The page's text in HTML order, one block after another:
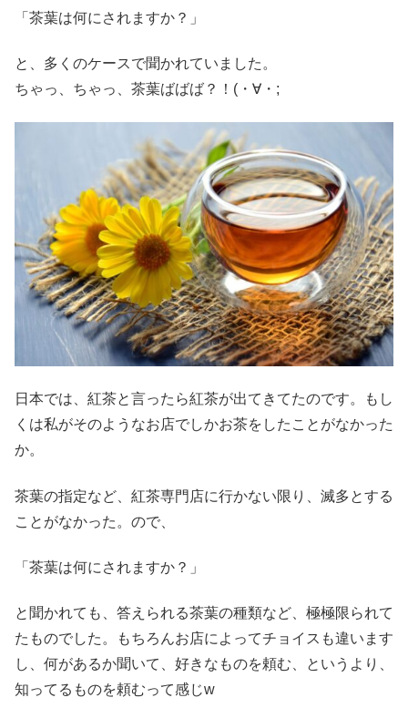
「茶葉は何にされますか？」
と、多くのケースで聞かれていました。
ちゃっ、ちゃっ、茶葉ばばば？！(・∀・;
日本では、紅茶と言ったら紅茶が出てきてたのです。もし
くは私がそのようなお店でしかお茶をしたことがなかった
か。
茶葉の指定など、紅茶専門店に行かない限り、滅多とする
ことがなかった。ので、
「茶葉は何にされますか？」
と聞かれても、答えられる茶葉の種類など、極極限られて
たものでした。もちろんお店によってチョイスも違います
し、何があるか聞いて、好きなものを頼む、というより、
知ってるものを頼むって感じw